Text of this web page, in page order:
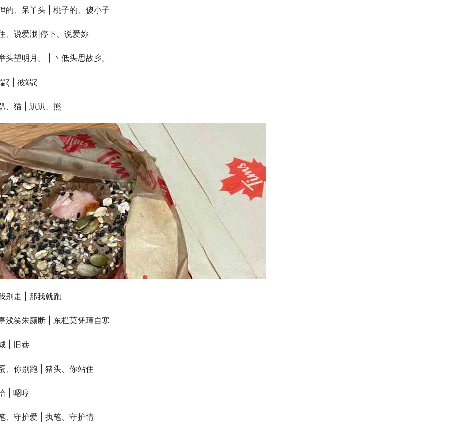
的、呆丫头 | 桃子的、傻小子
、说爱涐|停下、说爱妳
头望明月。 | 丶低头思故乡。
ζ | 彼端ζ
、猫 | 趴趴、熊
别走 | 那我就跑
浅笑朱颜断 | 东栏莫凭瑾自寒
| 旧巷
、你别跑 | 猪头、你站住
| 嗯哼
、守护爱 | 执笔、守护情